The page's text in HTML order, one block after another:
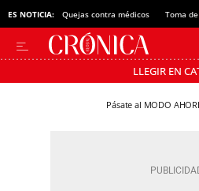
ES NOTICIA: Quejas contra médicos Toma
LLEGIR EN
Pásate al MODO